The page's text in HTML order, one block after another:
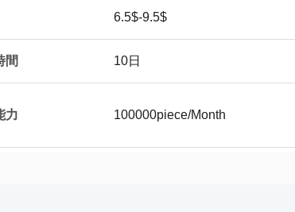
6.5$-9.5$
間 10日
力 100000piece/Month